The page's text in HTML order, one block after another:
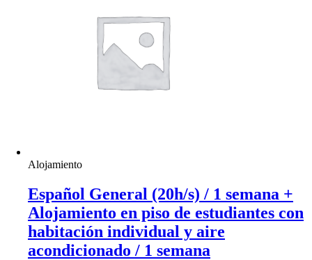
Alojamiento
Español General (20h/s) / 1 semana +
Alojamiento en piso de estudiantes con
habitación individual y aire
acondicionado / 1 semana